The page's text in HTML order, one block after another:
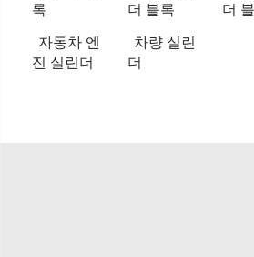
록
더 블록
더
자동차 엔
진 실린더
차량 실린
더